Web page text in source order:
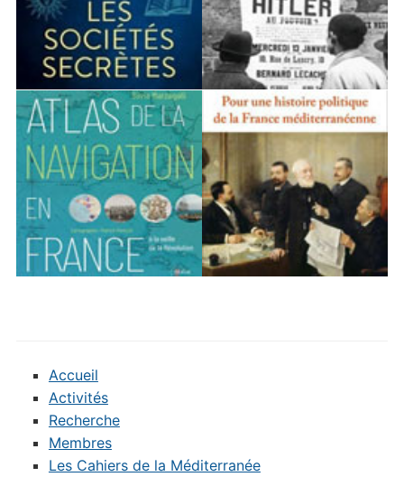
Accueil
Activités
Recherche
Membres
Les Cahiers de la Méditerranée